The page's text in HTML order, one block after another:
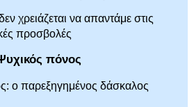
δεν χρειάζεται να απαντάμε στις
προσβολές
πόνος
ο παρεξηγημένος δάσκαλος